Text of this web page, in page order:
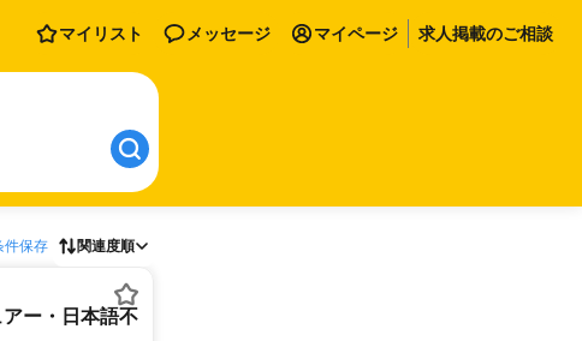
マイリスト メッセージ マイページ 求人掲載のご相談
件保存 関連度順
ー・日本語不